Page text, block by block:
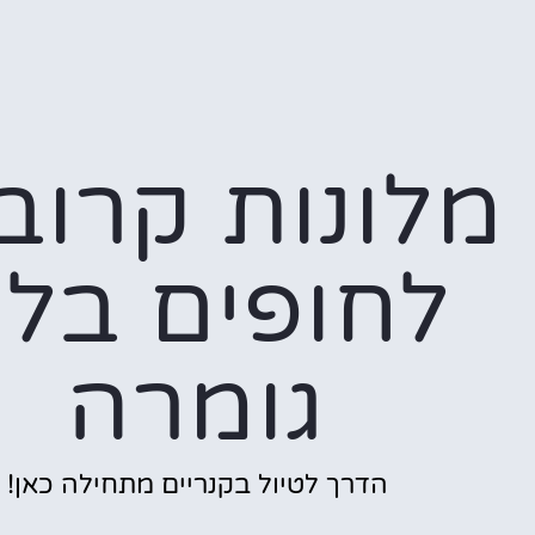
מלונות
לחופים
גומרה
הדרך לטיול בקנריים מתחילה כאן!